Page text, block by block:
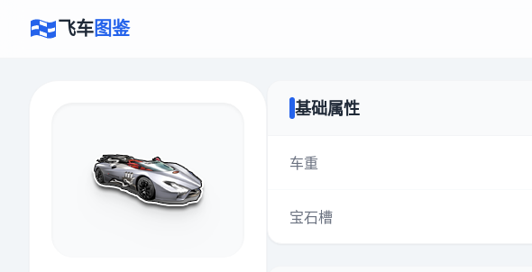
飞车图鉴
基础属性
车重
宝石槽
评价赛车
5.0分